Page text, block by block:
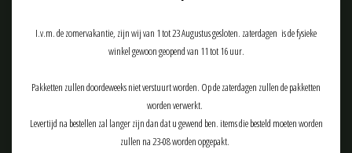
ABONNEER
I.v.m. de zomervakantie, zijn wij van 1 tot 23 Augustus gesloten. zaterdagen is de fysieke
winkel gewoon geopend van 11 tot 16 uur.
Pakketten zullen doordeweeks niet verstuurt worden. Op de zaterdagen zullen de pakketten
worden verwerkt.
Levertijd na bestellen zal langer zijn dan dat u gewend ben. items die besteld moeten worden
zullen na 23-08 worden opgepakt.